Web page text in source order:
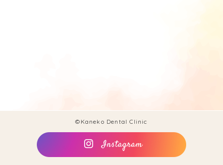
©Kaneko Dental Clinic